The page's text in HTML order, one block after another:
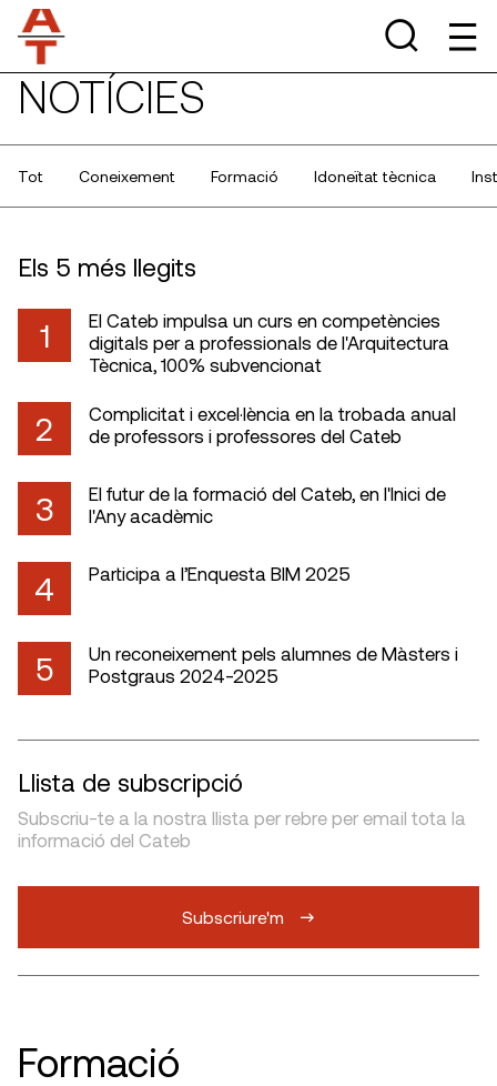
NOTÍCIES
Tot Coneixement Formació Idoneïtat tècnica
Els 5 més llegits
1
El Cateb impulsa un curs en competències
digitals per a professionals de l'Arquitectura
Tècnica, 100% subvencionat
2
Complicitat i excel·lència en la trobada anual
de professors i professores del Cateb
3
El futur de la formació del Cateb, en l'Inici de
l'Any acadèmic
4 Participa a l’Enquesta BIM 2025
5
Un reconeixement pels alumnes de Màsters i
Postgraus 2024-2025
Llista de subscripció
Subscriu-te a la nostra llista per rebre per email tota la
informació del Cateb
Subscriure'm
Formació